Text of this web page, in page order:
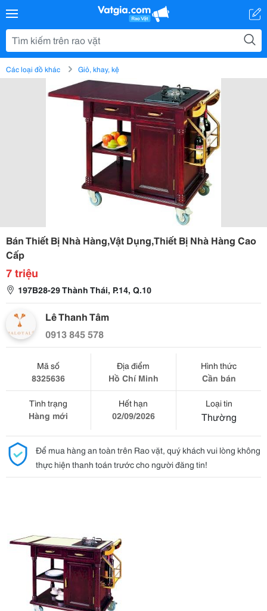
Các loại đồ khác Giỏ, khay, kệ
Bán Thiết Bị Nhà Hàng,Vật Dụng,Thiết Bị Nhà Hàng Cao
Cấp
7 triệu
197B28-29 Thành Thái, P.14, Q.10
Lê Thanh Tâm
0913 845 578
Mã số
8325636
Địa điểm
Hồ Chí Minh
Hình thức
Cần bán
Tình trạng
Hàng mới
Hết hạn
02/09/2026
Loại tin
Thường
Để mua hàng an toàn trên Rao vặt, quý khách vui lòng không
thực hiện thanh toán trước cho người đăng tin!